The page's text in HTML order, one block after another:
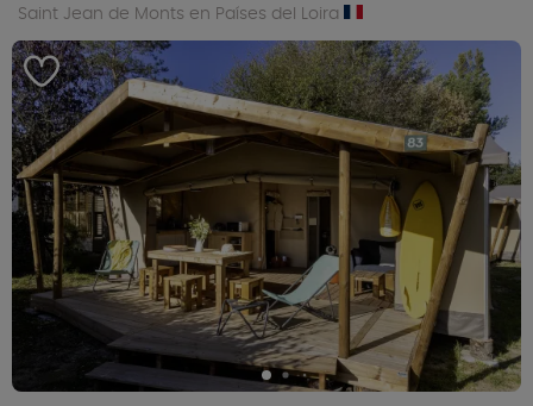
Saint Jean de Monts en Países del Loira